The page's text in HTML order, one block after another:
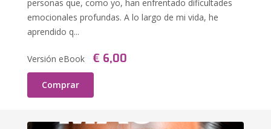
personas que, como yo, han enfrentado dificultades
emocionales profundas. A lo largo de mi vida, he
aprendido q...
Versión eBook € 6,00
Comprar